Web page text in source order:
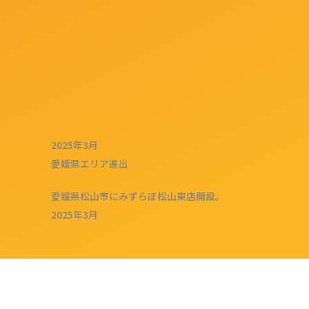
2025年3月
愛媛県エリア進出
愛媛県松山市にみずらぼ松山東店開設。
2025年3月